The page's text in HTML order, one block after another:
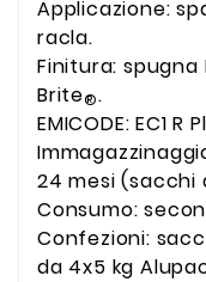
Applicazione:
racla.
Finitura: spugna
Brite®.
EMICODE: EC1
24 mesi (sacchi
Consumo:
Confezioni:
da 4x5 kg